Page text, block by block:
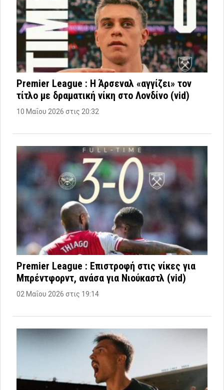
Premier League : Η Άρσεναλ «αγγίζει» τον
τίτλο με δραματική νίκη στο Λονδίνο (vid)
10 Μαΐου 2026 στις 20:32
Premier League : Επιστροφή στις νίκες για
Μπρέντφορντ, ανάσα για Νιούκαστλ (vid)
02 Μαΐου 2026 στις 19:14